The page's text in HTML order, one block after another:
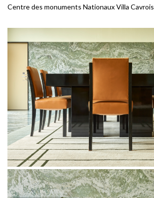
Centre des monuments Nationaux Villa Cavrois